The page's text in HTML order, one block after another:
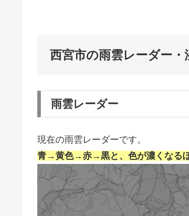
西宮市の雨雲レーダー・
雨雲レーダー
現在の雨雲レーダーです。
青→黄色→赤→黒と、色が濃くなるほ